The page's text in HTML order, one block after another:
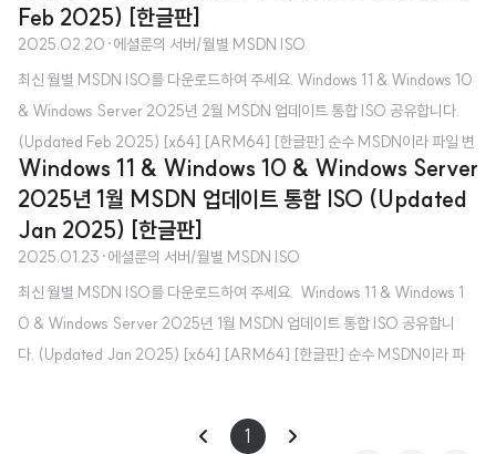
가를 나오게 되면 새 ISO 파일을 업로드해보겠습니다. (될진 모르겠지만) 참,
복무 기간은 2025년 3월부터 2026년 9월입니다. 그럼 군 복무를 마친 후 새
공지글과 함께 돌아오겠습니다.항상 제 블로그와 서버에 찾아와주시는 분들 감
사드립니다. 항상 건강하시길 바라요!
Feb 2025) [한글판]
2025.02.20 ·에셜룬의 서버/월별 MSDN ISO
최신 월별 MSDN ISO를 다운로드하여 주세요. Windows 11 & Windows 10
& Windows Server 2025년 2월 MSDN 업데이트 통합 ISO 공유합니다.
(Updated Feb 2025) [x64] [ARM64] [한글판] 순수 MSDN이라 파일 변
조에 대한 걱정은 하지 않으셔도 됩니다. MSDN 업데이트 통합 ISO가 무엇인
가요? - 매월 VSS(전 MSDN) 구독자를 대상으로 제공하는 ISO로, 최신 Win
dows 업데이트가 적용된 ISO라고 보시면 됩니다. Microsoft 공식 홈페이지
에서 받는 것이나 MediaCreationTool로 제작하는 것과 무엇이 다른가요? -
Microsoft 공식 홈페이지에서 제공하는 ISO는 초기 버전(최신 Windows 업
데이트 포함..
Windows 11 & Windows 10 & Windows Server
2025년 1월 MSDN 업데이트 통합 ISO (Updated
Jan 2025) [한글판]
2025.01.23 ·에셜룬의 서버/월별 MSDN ISO
최신 월별 MSDN ISO를 다운로드하여 주세요. Windows 11 & Windows 1
0 & Windows Server 2025년 1월 MSDN 업데이트 통합 ISO 공유합니
다. (Updated Jan 2025) [x64] [ARM64] [한글판] 순수 MSDN이라 파
엇인가요? - 매월 VSS(전 MSDN) 구독자를 대상으로 제공하는 ISO로, 최
신 Windows 업데이트가 적용된 ISO라고 보시면 됩니다. Microsoft 공식 홈
1